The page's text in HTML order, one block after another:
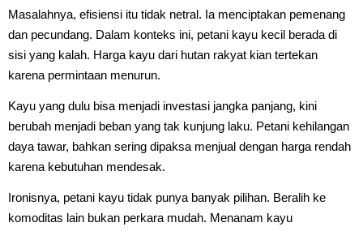
Masalahnya, efisiensi itu tidak netral. Ia menciptakan pemenang
dan pecundang. Dalam konteks ini, petani kayu kecil berada di
sisi yang kalah. Harga kayu dari hutan rakyat kian tertekan
karena permintaan menurun.
Kayu yang dulu bisa menjadi investasi jangka panjang, kini
berubah menjadi beban yang tak kunjung laku. Petani kehilangan
daya tawar, bahkan sering dipaksa menjual dengan harga rendah
karena kebutuhan mendesak.
Ironisnya, petani kayu tidak punya banyak pilihan. Beralih ke
komoditas lain bukan perkara mudah. Menanam kayu